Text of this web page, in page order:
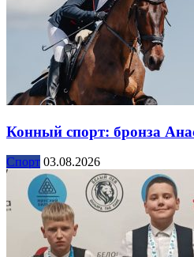
Конный спорт: бронза
Спорт 03.08.2026